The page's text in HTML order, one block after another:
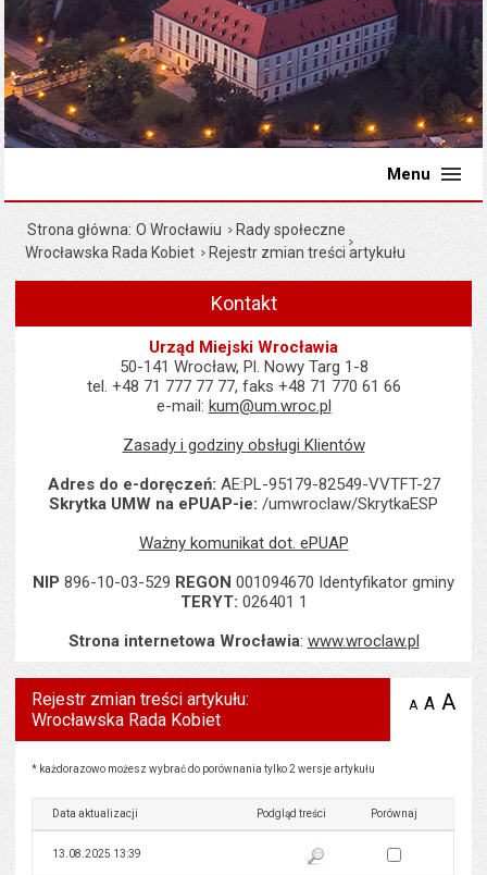
Menu
Strona główna O Wrocławiu
Rady społeczne
Wrocławska Rada Kobiet
Rejestr zmian treści artykułu
Kontakt
Urząd Miejski Wrocławia
50-141 Wrocław, Pl. Nowy Targ 1-8
tel. +48 71 777 77 77, faks +48 71 770 61 66
e-mail: kum@um.wroc.pl
Zasady i godziny obsługi Klientów
Adres do e-doręczeń: AE:PL-95179-82549-VVTFT-27
Skrytka UMW na ePUAP-ie: /umwroclaw/SkrytkaESP
Ważny komunikat dot. ePUAP
NIP 896-10-03-529 REGON 001094670 Identyfikator gminy
TERYT: 026401 1
Strona internetowa Wrocławia: www.wroclaw.pl
Rejestr zmian treści artykułu:
Wrocławska Rada Kobiet
A zmniejsz
A A
Rejestr zmian treści artykułu: Wrocławska Rada Kobiet
* każdorazowo możesz wybrać do porównania tylko 2 wersje artykułu
Data aktualizacji Podgląd treści Porównaj
13.08.2025 13:39 Pokaż podgląd wersji z dnia
Zaznacz wersję do